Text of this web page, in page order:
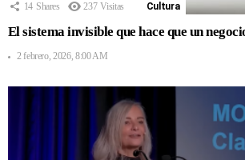
14 Shares 237 Visitas Cultura
El sistema invisible que hace que un
2 febrero, 2026, 8:00 AM